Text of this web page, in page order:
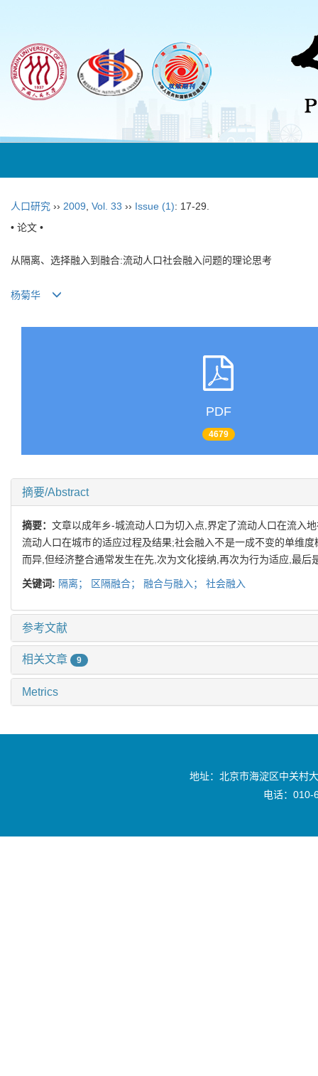
人口研究 ›› 2009 Vol. 33 ›› Issue (1): 17-29.
• 论文 •
从隔离、选择融入到融合:流动人口社会融入问题的理论思考
杨菊华
PDF
4679
摘要/Abstract
摘要： 文章以成年乡-城流动人口为切入点,界定了流动人口在流入
流动人口在城市的适应过程及结果;社会融入不是一成不变的单维
而异,但经济整合通常发生在先,次为文化接纳,再次为行为适应,最
关键词: 隔离； 区隔融合； 融合与融入； 社会融入
参考文献
相关文章 9
Metrics
地址：北京市海淀区中关村
电话：